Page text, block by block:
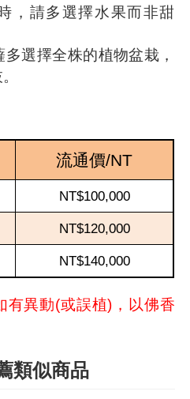
，請多選擇水果而非甜
選擇全株的植物盆栽，
流通價/NT
NT$100,000
NT$120,000
NT$140,000
有異動(或誤植)，以佛香
類似商品